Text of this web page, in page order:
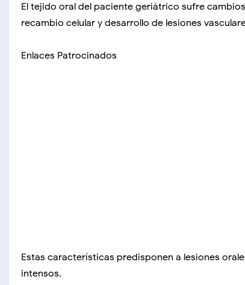
El tejido oral del paciente geriátrico sufre
recambio celular y desarrollo de lesiones
Enlaces Patrocinados
Estas características predisponen a lesiones
intensos.